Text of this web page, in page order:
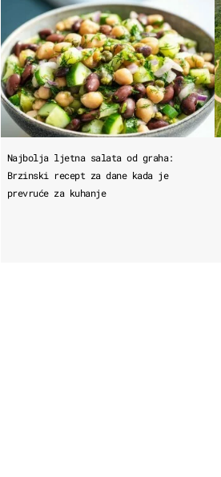
Najbolja ljetna salata od graha:
Brzinski recept za dane kada je
prevruće za kuhanje